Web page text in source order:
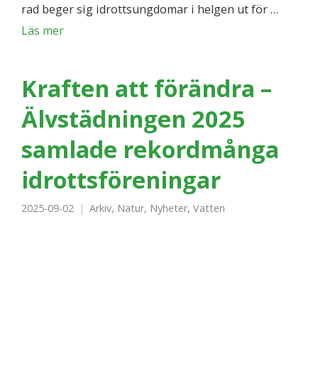
rad beger sig idrottsungdomar i helgen ut för …
Läs mer
Kraften att förändra –
Älvstädningen 2025
samlade rekordmånga
idrottsföreningar
2025-09-02 Arkiv, Natur, Nyheter, Vatten